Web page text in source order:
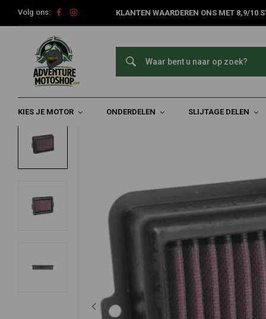
Volg ons: KLANTEN WAARDEREN ONS MET 8,9/10
KIES JE MOTOR ONDERDELEN SLIJTAGE DELEN
Home Slijtage Delen Filters Luchtfilters Vervangend
Vervangend Luchtfilter | BMW F750GS/
Edition